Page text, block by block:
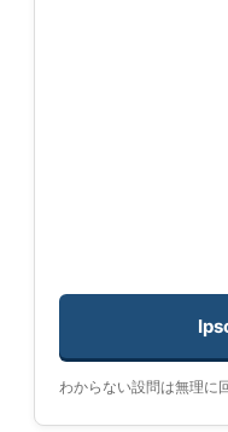
わからない設問は無理に